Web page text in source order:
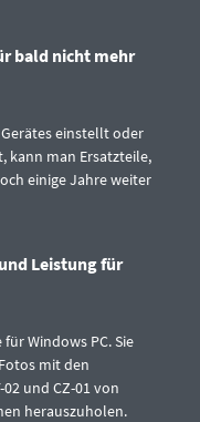
bald nicht mehr
einstellt oder
kann man Ersatzteile,
einige Jahre weiter
Leistung für
Windows PC. Sie
mit den
02 und CZ-01 von
herauszuholen.